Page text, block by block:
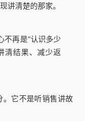
讲清楚的那家。
不再是“认识多少
清结果、减少返
。它不是听销售讲故